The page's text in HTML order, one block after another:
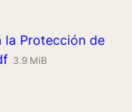
la Protección de
3.9 MiB